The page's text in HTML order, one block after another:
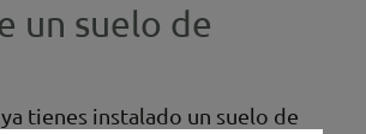
un suelo de
tienes instalado un suelo de